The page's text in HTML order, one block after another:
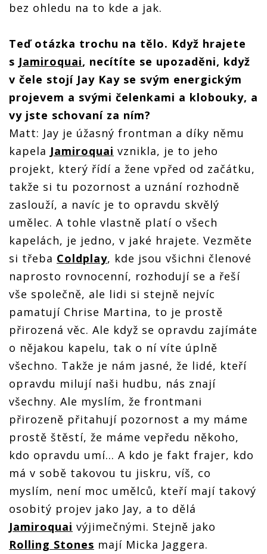
bez ohledu na to kde a jak.
Teď otázka trochu na tělo. Když hrajete
s Jamiroquai, necítíte se upozaděni, když
v čele stojí Jay Kay se svým energickým
projevem a svými čelenkami a klobouky, a
vy jste schovaní za ním?
Matt: Jay je úžasný frontman a díky němu
kapela Jamiroquai vznikla, je to jeho
projekt, který řídí a žene vpřed od začátku,
takže si tu pozornost a uznání rozhodně
zaslouží, a navíc je to opravdu skvělý
umělec. A tohle vlastně platí o všech
kapelách, je jedno, v jaké hrajete. Vezměte
si třeba Coldplay, kde jsou všichni členové
naprosto rovnocenní, rozhodují se a řeší
vše společně, ale lidi si stejně nejvíc
pamatují Chrise Martina, to je prostě
přirozená věc. Ale když se opravdu zajímáte
o nějakou kapelu, tak o ní víte úplně
všechno. Takže je nám jasné, že lidé, kteří
opravdu milují naši hudbu, nás znají
všechny. Ale myslím, že frontmani
přirozeně přitahují pozornost a my máme
prostě štěstí, že máme vepředu někoho,
kdo opravdu umí... A kdo je fakt frajer, kdo
má v sobě takovou tu jiskru, víš, co
myslím, není moc umělců, kteří mají takový
osobitý projev jako Jay, a to dělá
Jamiroquai výjimečnými. Stejně jako
Rolling Stones mají Micka Jaggera.